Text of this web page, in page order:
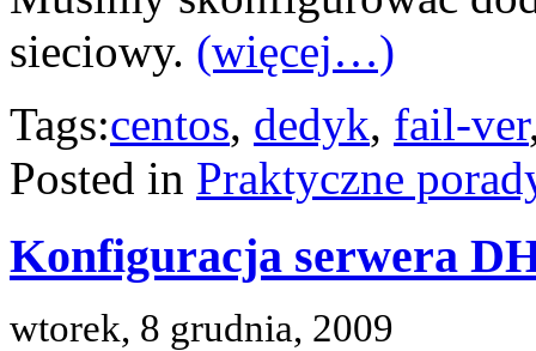
sieciowy. (więcej…)
Tags:centos, dedyk, fail-ver
Posted in Praktyczne
Konfiguracja serwera
wtorek, 8 grudnia, 2009